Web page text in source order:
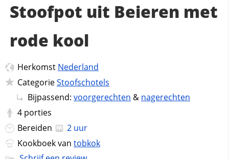
Stoofpot uit Beieren met
rode kool
Herkomst Nederland
CategorieStoofschotels
Bijpassend: voorgerechten & nagerechten
4 porties
Bereiden
2 uur
Kookboek van tobkok